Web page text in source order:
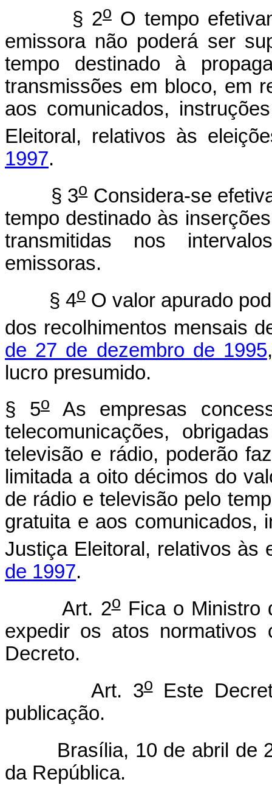
§ 2oO tempo
emissora não poderá ser
tempo destinado à
transmissões em bloco, em
aos comunicados,
Eleitoral, relativos às
1997.
§ 3oConsidera-se
tempo destinado às
transmitidas nos
emissoras.
§ 4oO valor apurado
dos recolhimentos mensais
de 27 de dezembro de 1995
lucro presumido.
§ 5oAs empresas
telecomunicações,
televisão e rádio, poderão
limitada a oito décimos do
de rádio e televisão pelo
gratuita e aos comunicados,
Justiça Eleitoral, relativos
de 1997.
Art. 2oFica o Ministro
expedir os atos normativos
Decreto.
Art. 3oEste
publicação.
Brasília, 10 de abril de
da República.